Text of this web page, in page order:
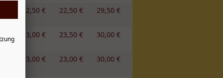
12,50 € 22,50 € 29,50 €
13,00 € 23,50 € 30,00 €
13,00 € 23,00 € 30,00 €